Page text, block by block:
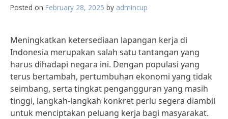
Posted on February 28, 2025 by admincup
Meningkatkan ketersediaan lapangan kerja di
Indonesia merupakan salah satu tantangan yang
harus dihadapi negara ini. Dengan populasi yang
terus bertambah, pertumbuhan ekonomi yang tidak
seimbang, serta tingkat pengangguran yang masih
tinggi, langkah-langkah konkret perlu segera diambil
untuk menciptakan peluang kerja bagi masyarakat.